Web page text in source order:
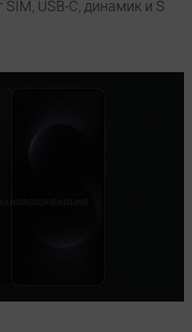
USB-C, динамик и S